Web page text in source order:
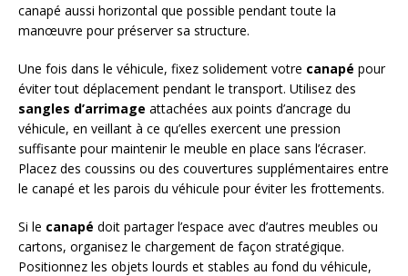
canapé aussi horizontal que possible pendant toute la
manœuvre pour préserver sa structure.
Une fois dans le véhicule, fixez solidement votre canapé pour
éviter tout déplacement pendant le transport. Utilisez des
sangles d’arrimage attachées aux points d’ancrage du
véhicule, en veillant à ce qu’elles exercent une pression
suffisante pour maintenir le meuble en place sans l’écraser.
Placez des coussins ou des couvertures supplémentaires entre
le canapé et les parois du véhicule pour éviter les frottements.
Si le canapé doit partager l’espace avec d’autres meubles ou
cartons, organisez le chargement de façon stratégique.
Positionnez les objets lourds et stables au fond du véhicule,